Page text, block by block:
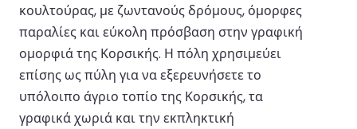
κουλτούρας, με ζωντανούς δρόμους, όμορφες
παραλίες και εύκολη πρόσβαση στην γραφική
ομορφιά της Κορσικής. Η πόλη χρησιμεύει
επίσης ως πύλη για να εξερευνήσετε το
υπόλοιπο άγριο τοπίο της Κορσικής, τα
γραφικά χωριά και την εκπληκτική